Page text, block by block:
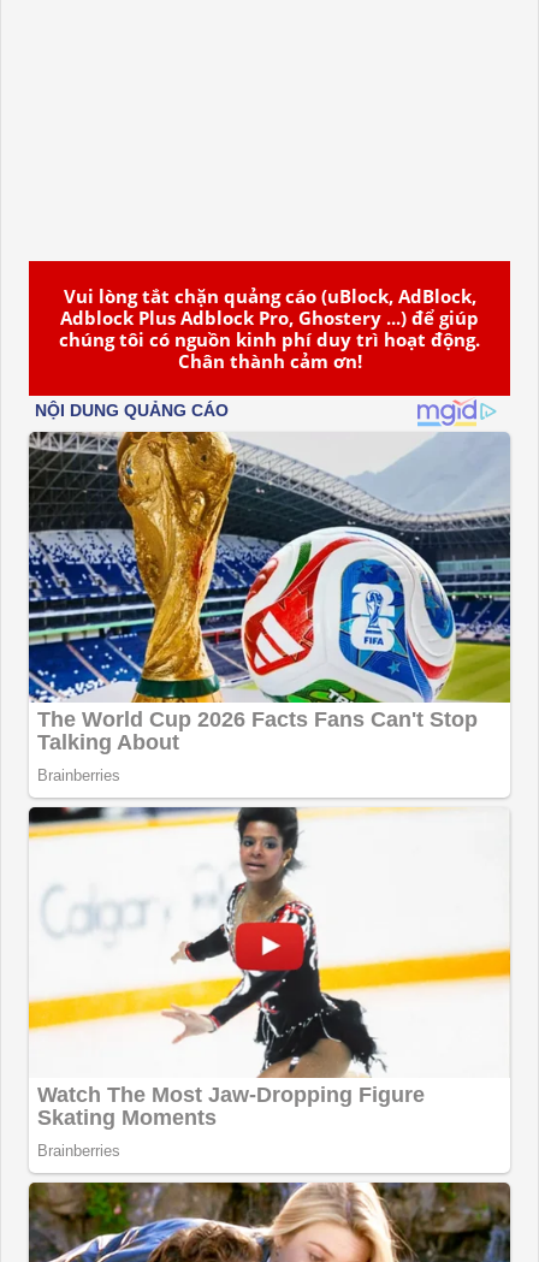
Vui lòng tắt chặn quảng cáo (uBlock, AdBlock,
Adblock Plus Adblock Pro, Ghostery ...) để giúp
chúng tôi có nguồn kinh phí duy trì hoạt động.
Chân thành cảm ơn!